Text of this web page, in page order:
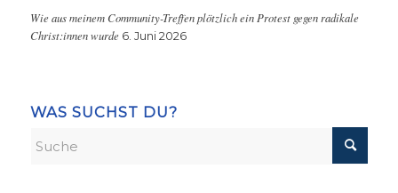
Wie aus meinem Community-Treffen plötzlich ein Protest gegen radikale
Christ:innen wurde 6. Juni 2026
WAS SUCHST DU?